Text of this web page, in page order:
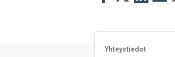
Yhteystiedot